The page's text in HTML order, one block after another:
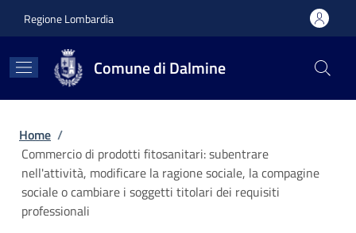
Regione Lombardia
Comune di Dalmine
Briciole di pane
Home /
Commercio di prodotti fitosanitari: subentrare
nell'attività, modificare la ragione sociale, la compagine
sociale o cambiare i soggetti titolari dei requisiti
professionali